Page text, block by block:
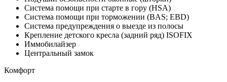
Система помощи при старте в гору (HSA)
Система помощи при торможении (BAS; EBD)
Система предупреждения о выезде из полосы
Крепление детского кресла (задний ряд) ISOFIX
Иммобилайзер
Центральный замок
Комфорт